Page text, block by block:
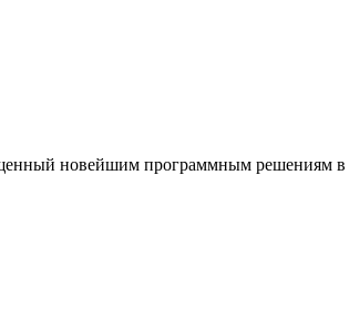
новейшим программным решениям